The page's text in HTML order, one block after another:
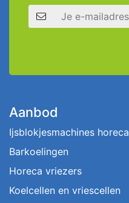
E-mailadres
Aanbod
Ijsblokjesmachines horeca
Barkoelingen
Horeca vriezers
Koelcellen en vriescellen